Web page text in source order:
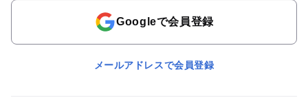
Googleで会員登録
メールアドレスで会員登録